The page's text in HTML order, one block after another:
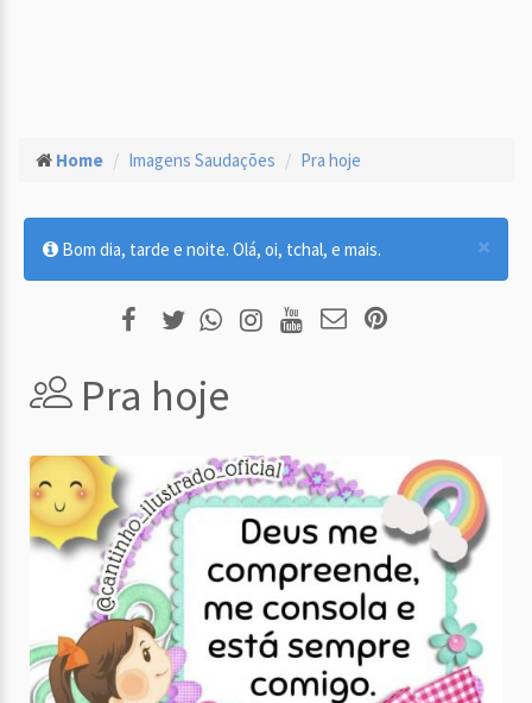
Home Imagens Saudações Pra hoje
×
Bom dia, tarde e noite. Olá, oi, tchal, e mais.
Pra hoje